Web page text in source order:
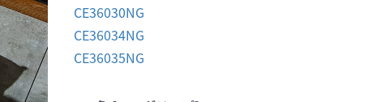
CE36030NG
CE36034NG
CE36035NG